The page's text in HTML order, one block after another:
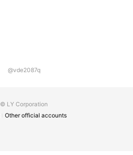
@vde2087q
© LY Corporation
Other official accounts